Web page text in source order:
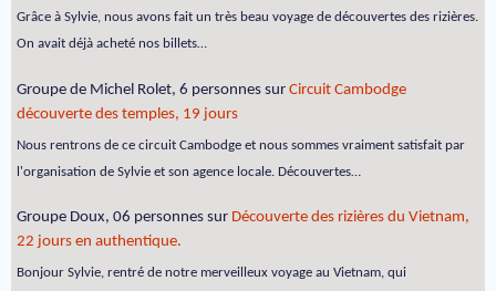
Grâce à Sylvie, nous avons fait un très beau voyage de découvertes des rizières.
On avait déjà acheté nos billets…
Groupe de Michel Rolet, 6 personnes sur Circuit Cambodge
découverte des temples, 19 jours
Nous rentrons de ce circuit Cambodge et nous sommes vraiment satisfait par
l'organisation de Sylvie et son agence locale. Découvertes…
Groupe Doux, 06 personnes sur Découverte des rizières du Vietnam,
22 jours en authentique.
Bonjour Sylvie, rentré de notre merveilleux voyage au Vietnam, qui